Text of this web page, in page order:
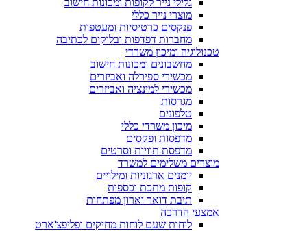
גלילי נייר לקופות ומכונות חישוב
מוצרי נייר כללי
פנקסים כרטיסיות ומעטפות
מחברות דפדפות ובלוקים לכתיבה
טכנולוגיה ומיכון משרדי
מחשבונים ומכונות חישוב
מכשירי ספירלה ואביזרים
מכשירי למינציה ואביזרים
מגרסות
טלפונים
מיכון משרדי כללי
מדפסות ופקסים
מדפסת תוויות וסרטים
מוצרים משלימים למשרד
יומנים ארגוניות ומילויים
קופות מתכת וכספות
תיבת דואר וארון מפתחות
אמצעי הדרכה
לוחות שעם לוחות מחיקים ופליפצ'ארט